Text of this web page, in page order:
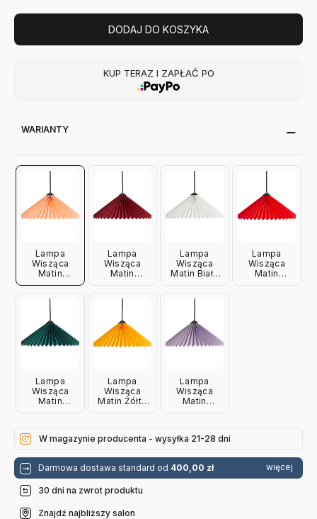
DODAJ DO KOSZYKA
KUP TERAZ I ZAPŁAĆ PO
WARIANTY
Lampa
Wisząca
Matin
Brzoskwiniowa
Lampa
Wisząca
Matin
Lampa
Wisząca
Matin Biała
Lampa
Wisząca
Matin
Lampa
Wisząca
Matin
Lampa
Wisząca
Matin Żółta
Lampa
Wisząca
Matin
W magazynie producenta - wysyłka 21-28 dni
Darmowa dostawa standard od 400,00 zł więcej
30 dni na zwrot produktu
Znajdź najbliższy salon